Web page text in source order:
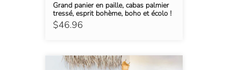
$46.96
Grand panier en paille, cabas palmier
tressé, esprit bohème, boho et écolo !